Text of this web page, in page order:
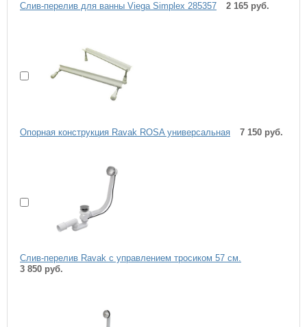
Слив-перелив для ванны Viega Simplex 285357 2 165 руб.
Опоpная констpукция Ravak ROSA универсальная 7 150 руб.
Слив-перелив Ravak с управлением тросиком 57 см.
3 850 руб.